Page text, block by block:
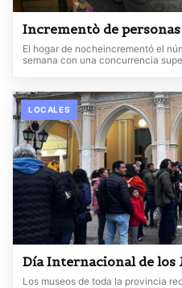
Incrementò de
El hogar de nocheincrementó el
semana con una concurrencia
LOCALES
Día Internacional de los
Los museos de toda la provincia